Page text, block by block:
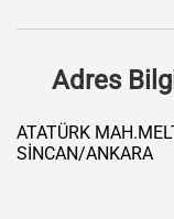
Adres
ATATÜRK
SİNCAN/ANKARA